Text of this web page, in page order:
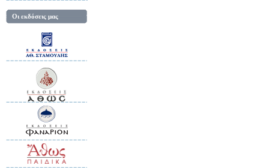
Οι εκδόσεις μας